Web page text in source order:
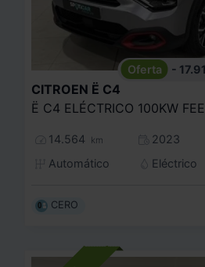
-
CITROEN Ë C4
14.564 km
2023
Automático
Eléctrico
CERO